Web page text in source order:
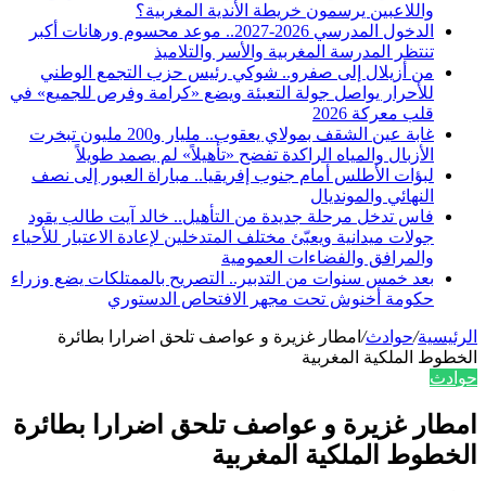
واللاعبين يرسمون خريطة الأندية المغربية؟
الدخول المدرسي 2026-2027.. موعد محسوم ورهانات أكبر
تنتظر المدرسة المغربية والأسر والتلاميذ
من أزيلال إلى صفرو.. شوكي رئيس حزب التجمع الوطني
للأحرار يواصل جولة التعبئة ويضع «كرامة وفرص للجميع» في
قلب معركة 2026
غابة عين الشقف بمولاي يعقوب.. مليار و200 مليون تبخرت
الأزبال والمياه الراكدة تفضح «تأهيلاً» لم يصمد طويلاً
لبؤات الأطلس أمام جنوب إفريقيا.. مباراة العبور إلى نصف
النهائي والمونديال
فاس تدخل مرحلة جديدة من التأهيل.. خالد آيت طالب يقود
جولات ميدانية ويعبّئ مختلف المتدخلين لإعادة الاعتبار للأحياء
والمرافق والفضاءات العمومية
بعد خمس سنوات من التدبير.. التصريح بالممتلكات يضع وزراء
حكومة أخنوش تحت مجهر الافتحاص الدستوري
الرئيسية/حوادث/ امطار غزيرة و عواصف تلحق اضرارا بطائرة
الخطوط الملكية المغربية
حوادث
امطار غزيرة و عواصف تلحق اضرارا بطائرة
الخطوط الملكية المغربية